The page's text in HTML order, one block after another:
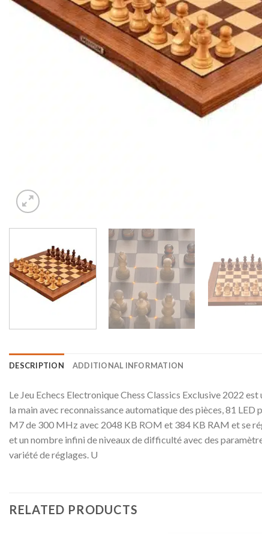
DESCRIPTION ADDITIONAL INFORMATION
Le Jeu Echecs Electronique Chess Classics Exclusive 2022
la main avec reconnaissance automatique des pièces, 81
M7 de 300 MHz avec 2048 KB ROM et 384 KB RAM et se
et un nombre infini de niveaux de difficulté avec des
variété de réglages. U
RELATED PRODUCTS